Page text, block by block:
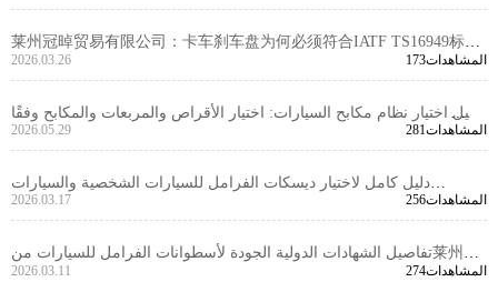
莱州冠晫贸易有限公司：卡车刹车盘为何必须符合IATF TS16949标
准？
2026.03.26 173المشاهدات
دليل اختيار نظام مكابح السيارات: اختيار الأقراص والمربعات والمكابح وفقًا
لنوع السيارة والسوق ومتطلبات الشهادة
2026.05.29 281المشاهدات
دليل كامل لاختيار ديسكات الفرامل للسيارات الشخصية والسيارات
التجارية: تحليل المعايير الأداء والمعلمات الرئيسية -莱州冠晫贸易有限公
司
2026.03.17 256المشاهدات
تفاصيل الشهادات الدولية الجودة لأسطوانات الفرامل للسيارات من莱州冠
晫贸易有限公司: تحليل كامل لمعيار IATF TS16949 و R90 E - mark
2026.03.11 274المشاهدات